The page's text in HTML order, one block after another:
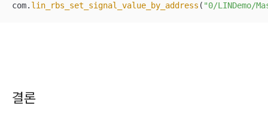
com. lin_rbs_set_signal_value_by_address ( "0/LINDemo/
결론